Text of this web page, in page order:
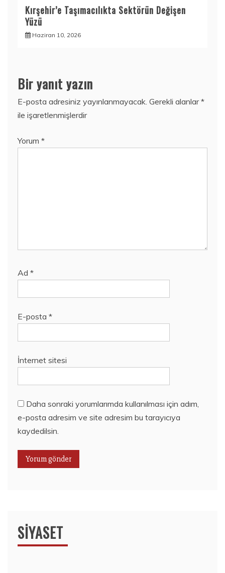
Kırşehir’e Taşımacılıkta Sektörün Değişen
Yüzü
Haziran 10, 2026
Bir yanıt yazın
E-posta adresiniz yayınlanmayacak. Gerekli alanlar*
ile işaretlenmişlerdir
Yorum *
Ad *
E-posta *
İnternet sitesi
Daha sonraki yorumlarımda kullanılması için adım,
e-posta adresim ve site adresim bu tarayıcıya
kaydedilsin.
SIYASET